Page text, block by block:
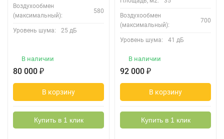
Воздухообмен
(максимальный):
580
Уровень шума: 25 дБ
В наличии
80 000 ₽
В корзину
Купить в 1 клик
Воздухообмен
(максимальный):
700
Уровень шума: 41 дБ
В наличии
92 000 ₽
В корзину
Купить в 1 клик